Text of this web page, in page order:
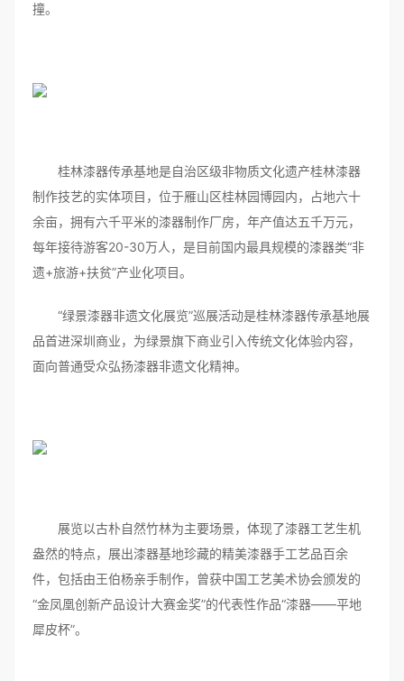
撞。
桂林漆器传承基地是自治区级非物质文化遗产桂林漆器
制作技艺的实体项目，位于雁山区桂林园博园内，占地六十
余亩，拥有六千平米的漆器制作厂房，年产值达五千万元，
每年接待游客20-30万人，是目前国内最具规模的漆器类“非
遗+旅游+扶贫”产业化项目。
“绿景漆器非遗文化展览”巡展活动是桂林漆器传承基地展
品首进深圳商业，为绿景旗下商业引入传统文化体验内容，
面向普通受众弘扬漆器非遗文化精神。
展览以古朴自然竹林为主要场景，体现了漆器工艺生机
盎然的特点，展出漆器基地珍藏的精美漆器手工艺品百余
件，包括由王伯杨亲手制作，曾获中国工艺美术协会颁发的
“金凤凰创新产品设计大赛金奖”的代表性作品“漆器——平地
犀皮杯”。